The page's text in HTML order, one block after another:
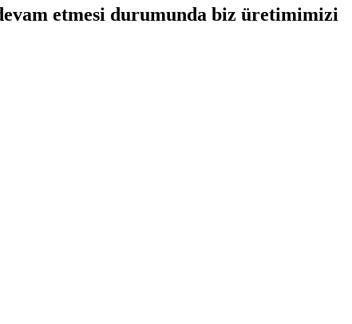
etmesi durumunda biz üretimimizi